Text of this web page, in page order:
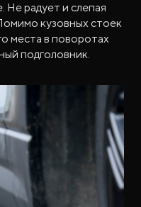
Не радует и слепая
кузовных стоек
места в поворотах
подголовник.